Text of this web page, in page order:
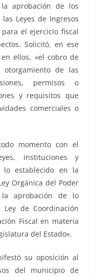
aprobación de los
Leyes de Ingresos
el ejercicio fiscal
Solicitó, en ese
ellos, «el cobro de
otorgamiento de las
permisos o
y requisitos que
comerciales o
momento con el
instituciones y
lo establecido en la
Orgánica del Poder
aprobación de lo
de Coordinación
Fiscal en materia
del Estado».
su oposición al
del municipio de